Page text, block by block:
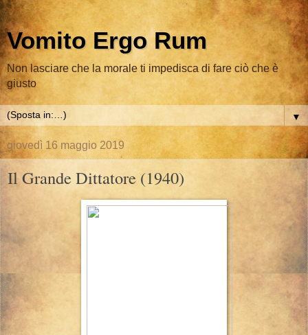
Vomito Ergo Rum
Non lasciare che la morale ti impedisca di fare ciò che è
giusto
▼
giovedì 16 maggio 2019
Il Grande Dittatore (1940)